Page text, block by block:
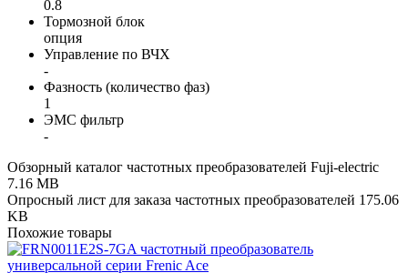
0.8
Тормозной блок
опция
Управление по ВЧХ
-
Фазность (количество фаз)
1
ЭМС фильтр
-
Обзорный каталог частотных преобразователей Fuji-electric
7.16 MB
Опросный лист для заказа частотных преобразователей 175.06
KB
Похожие товары